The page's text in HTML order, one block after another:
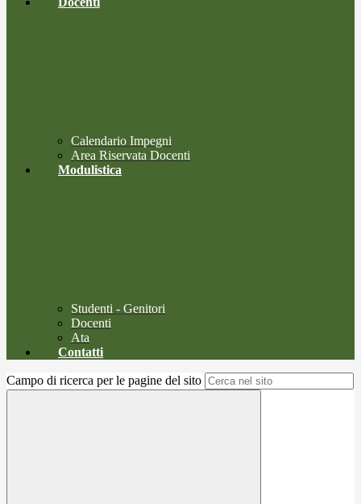
Calendario Impegni
Area Riservata Docenti
Modulistica
Studenti - Genitori
Docenti
Ata
Contatti
Campo di ricerca per le pagine del sito